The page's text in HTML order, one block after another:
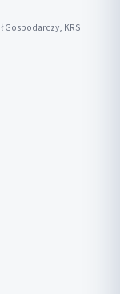
Gospodarczy, KRS